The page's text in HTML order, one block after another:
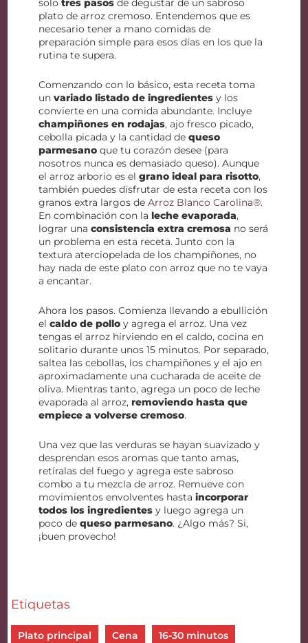
solotres pasos de degustar de un sabroso
plato de arroz cremoso. Entendemos que es
necesario tener a mano comidas de
preparación simple para esos días en los que la
rutina te supera.
Comenzando con lo básico, esta receta toma
unvariado listado de ingredientes y los
convierte en una comida abundante. Incluye
champiñones en rodajas, ajo fresco picado,
cebolla picada y la cantidad dequeso
parmesano que tu corazón desee (para
nosotros nunca es demasiado queso). Aunque
el arroz arborio es elgrano ideal para risotto,
también puedes disfrutar de esta receta con los
granos extra largos deArroz Blanco Carolina®.
En combinación con laleche evaporada,
lograr unaconsistencia extra cremosa no será
un problema en esta receta. Junto con la
textura aterciopelada de los champiñones, no
hay nada de este plato con arroz que no te vaya
a encantar.
Ahora los pasos. Comienza llevando a ebullición
elcaldo de pollo y agrega el arroz. Una vez
tengas el arroz hirviendo en el caldo, cocina en
solitario durante unos 15 minutos. Por separado,
saltea las cebollas, los champiñones y el ajo en
aproximadamente una cucharada de aceite de
oliva. Mientras tanto, agrega un poco de leche
evaporada al arroz,removiendo hasta que
empiece a volverse cremoso.
Una vez que las verduras se hayan suavizado y
desprendan esos aromas que tanto amas,
retíralas del fuego y agrega este sabroso
combo a tu mezcla de arroz. Remueve con
movimientos envolventes hastaincorporar
todos los ingredientes y luego agrega un
poco dequeso parmesano. ¿Algo más? Si,
¡buen provecho!
Etiquetas
Plato principal Cena 16-30 minutos